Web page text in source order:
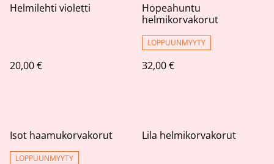
Helmilehti violetti
20,00 €
Hopeahuntu
helmikorvakorut
LOPPUUNMYYTY
32,00 €
Isot haamukorvakorut
LOPPUUNMYYTY
Lila helmikorvakorut